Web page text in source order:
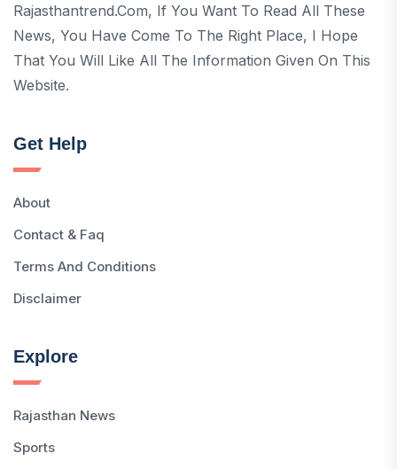
Rajasthantrend.com, If You Want To Read All These
News, You Have Come To The Right Place, I Hope
That You Will Like All The Information Given On This
Website.
Get Help
About
Contact & Faq
Terms And Conditions
Disclaimer
Explore
Rajasthan News
Sports